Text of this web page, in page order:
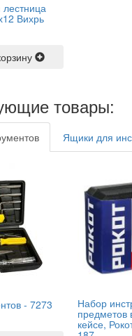
Вихрь
товары:
Ящики для
- 7273
Набор
предметов
кейсе,